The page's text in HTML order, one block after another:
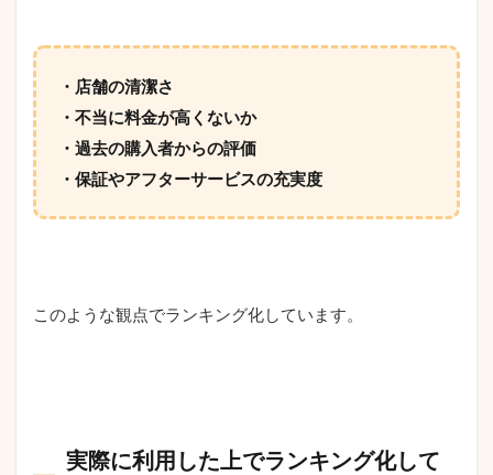
・店舗の清潔さ
・不当に料金が高くないか
・過去の購入者からの評価
・保証やアフターサービスの充実度
このような観点でランキング化しています。
実際に利用した上でランキング化して